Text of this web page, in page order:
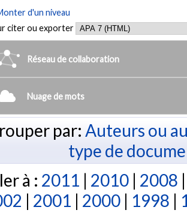
d'un niveau
citer ou exporter
Réseau de collaboration
Nuage de mots
par: Auteurs ou
type de
à : 2011 | 2010 | 2008
| 2001 | 2000 | 1998 |